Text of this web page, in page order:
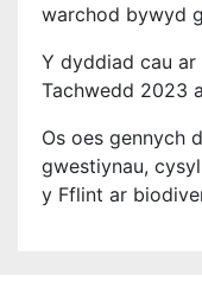
warchod bywyd
Y dyddiad cau
Tachwedd 2023
Os oes gennych
gwestiynau,
y Fflint ar